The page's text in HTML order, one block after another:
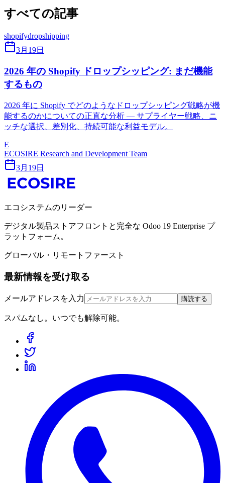
すべての記事
shopifydropshipping
3月19日
2026 年の Shopify ドロップシッピング: まだ機能
するもの
2026 年に Shopify でどのようなドロップシッピング戦略が機
能するのかについての正直な分析 — サプライヤー戦略、ニ
ッチな選択、差別化、持続可能な利益モデル。
E
ECOSIRE Research and Development Team
3月19日
エコシステムのリーダー
デジタル製品ストアフロントと完全な Odoo 19 Enterprise プ
ラットフォーム。
グローバル・リモートファースト
最新情報を受け取る
メールアドレスを入力 購読する
スパムなし。いつでも解除可能。